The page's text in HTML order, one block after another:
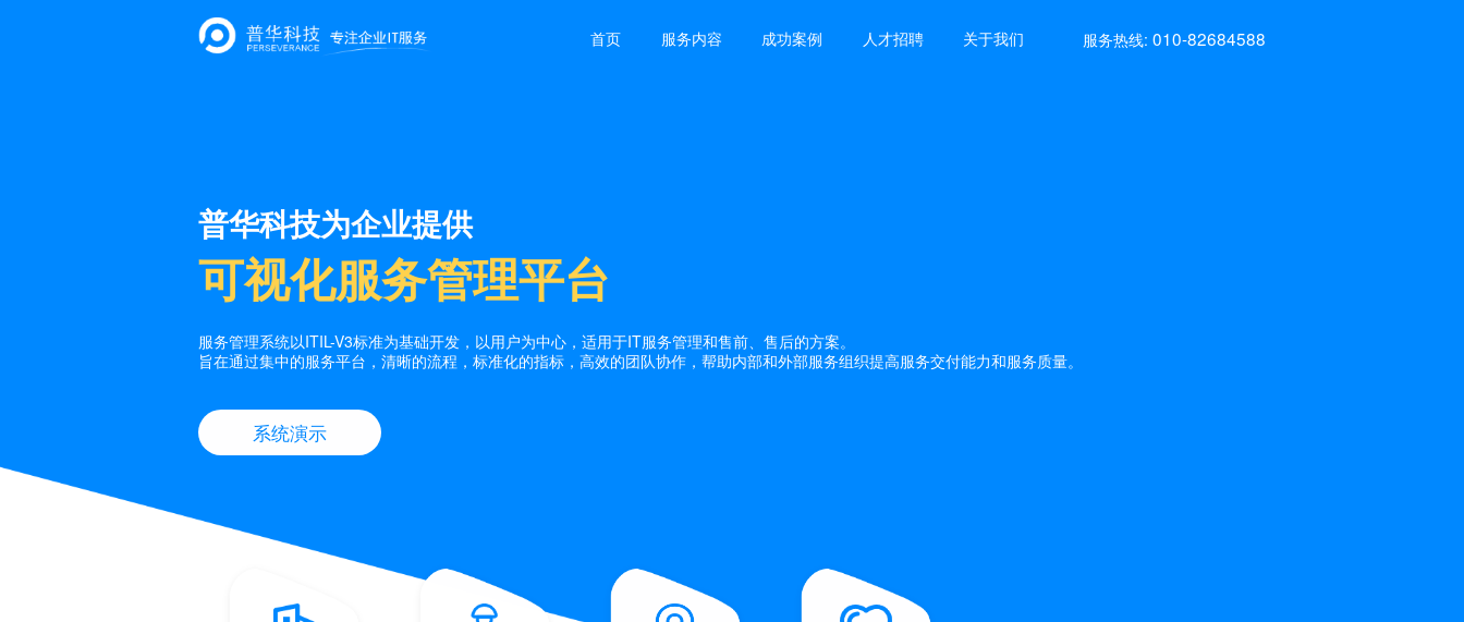
首页 服务内容 成功案例 人才招聘 关于我们 服务热线: 010-82684588
普华科技为企业提供
可视化服务管理平台
服务管理系统以ITIL-V3标准为基础开发，以用户为中心，适用于IT服务管理和售前、售后的方案。
旨在通过集中的服务平台，清晰的流程，标准化的指标，高效的团队协作，帮助内部和外部服务组织提高服务交付能力和服务质量。
系统演示